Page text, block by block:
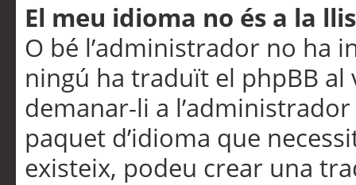
El meu idioma no és a la
O bé l’administrador no ha
ningú ha traduït el phpBB
demanar-li a
paquet d’idioma que
existeix, podeu crear una